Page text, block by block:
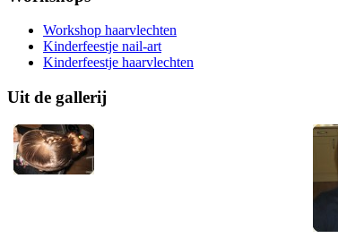
Workshop haarvlechten
Kinderfeestje nail-art
Kinderfeestje haarvlechten
Uit de gallerij